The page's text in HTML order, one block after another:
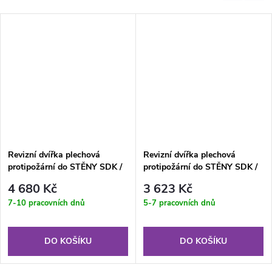
Revizní dvířka plechová
protipožární do STĚNY SDK /
4 680 Kč
7-10 pracovních dnů
DO KOŠÍKU
Revizní dvířka plechová
protipožární do STĚNY SDK /
3 623 Kč
5-7 pracovních dnů
DO KOŠÍKU